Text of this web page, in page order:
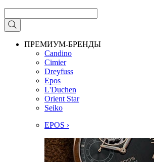
ПРЕМИУМ-БРЕНДЫ
Candino
Cimier
Dreyfuss
Epos
L'Duchen
Orient Star
Seiko
EPOS ›